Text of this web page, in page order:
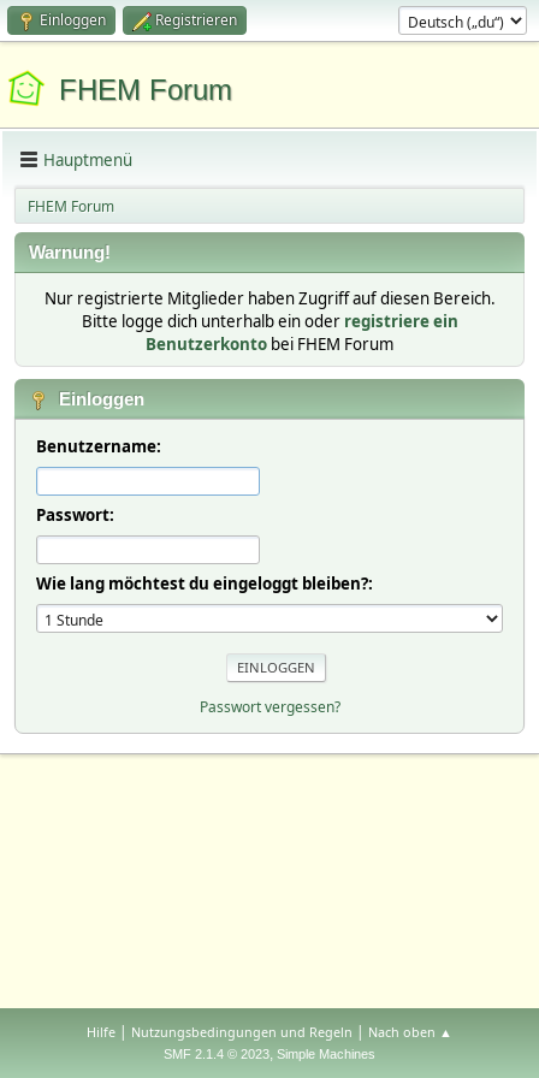
Einloggen Registrieren
FHEM Forum
Hauptmenü
FHEM Forum
Warnung!
Nur registrierte Mitglieder haben Zugriff auf diesen Bereich.
Bitte logge dich unterhalb ein oder registriere ein
Benutzerkonto bei FHEM Forum
Einloggen
Benutzername:
Passwort:
Wie lang möchtest du eingeloggt bleiben?:
Passwort vergessen?
Hilfe | Nutzungsbedingungen und Regeln | Nach oben ▲
SMF 2.1.4 © 2023, Simple Machines